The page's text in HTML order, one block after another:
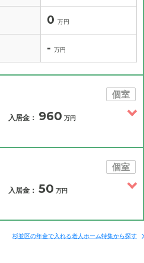
0 万円
- 万円
個室
入居金： 960 万円
23.2
個室
入居金： 50 万円
補足情報
杉並区の年金で入れる老人ホーム特集から探す